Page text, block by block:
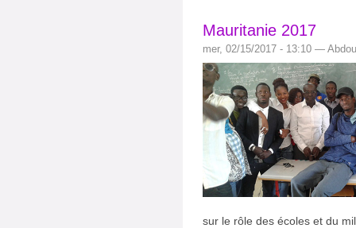
Mauritanie 2017
mer, 02/15/2017 - 13:10 —
sur le rôle des écoles et du